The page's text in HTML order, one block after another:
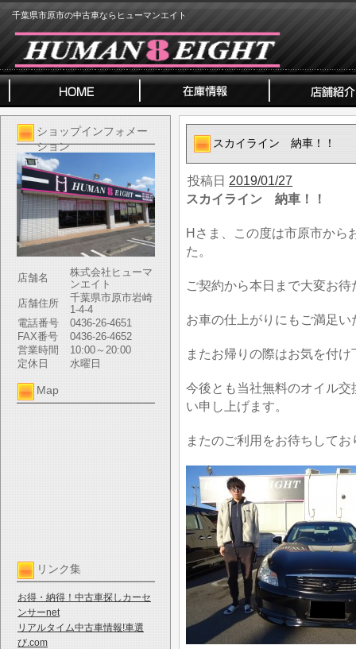
千葉県市原市の中古車ならヒューマンエイト
ショップインフォメー
ション
店舗名
株式会社ヒューマ
ンエイト
店舗住所
千葉県市原市岩崎
1-4-4
電話番号
0436-26-4651
FAX番号
0436-26-4652
営業時間
10:00～20:00
定休日
水曜日
Map
リンク集
お得・納得！中古車探しカーセ
ンサーnet
リアルタイム中古車情報!車選
び.com
スカイライン 納車！！
投稿日 2019/01/27
スカイライン 納車！！
Hさま、この度は市原市から
た。
ご契約から本日まで大変お
お車の仕上がりにもご満足
またお帰りの際はお気を付け
今後とも当社無料のオイル
い申し上げます。
またのご利用をお待ちしてお